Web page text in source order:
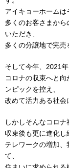
アイキョーホームは
多くのお客さまか
いただき、
多くの分譲地で完売
そして今年、 2021年
コロナの収束へと
ンピックを控え、
改めて活力ある社会
しかしそんなコロナ
収束後も更に進化し
テレワークの増加
て、